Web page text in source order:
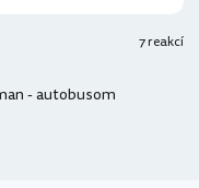
7 reakcí
- autobusom